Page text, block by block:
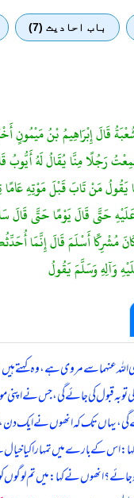
باب احادیث (7)
قَالَ إِبْرَاهِيمُ بْنُ مَيْمُونٍ
رَجُلًا مِنَّا يُقَالُ لَهُ
يَقُولُ مَنْ تَابَ قَبْلَ مَوْتِهِ
حَتَّى قَالَ يَوْمًا حَتَّى قَالَ
مُشْرِكًا أَسْلَمَ قَالَ إِنَّمَا
وَآلِهِ وَسَلَّمَ يَقُولُ
اللہ عنہماسے مروی ہے، وہ
توبہ قبول کی جائے گی، جس نے اپنی
گی،یہاں تک کہ انھوں نے ایک دن،
اس کے بارے میں تمہارا کیا
انھوں نے کہا: میں تم لوگوں کو